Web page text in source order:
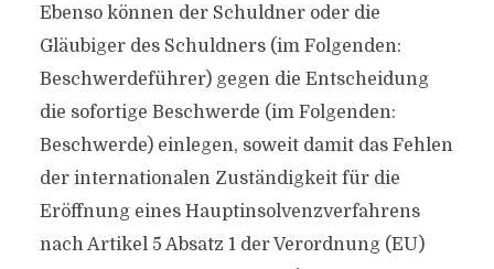
Ebenso können der Schuldner oder die
Gläubiger des Schuldners (im Folgenden:
Beschwerdeführer) gegen die Entscheidung
die sofortige Beschwerde (im Folgenden:
Beschwerde) einlegen, soweit damit das Fehlen
der internationalen Zuständigkeit für die
Eröffnung eines Hauptinsolvenzverfahrens
nach Artikel 5 Absatz 1 der Verordnung (EU)